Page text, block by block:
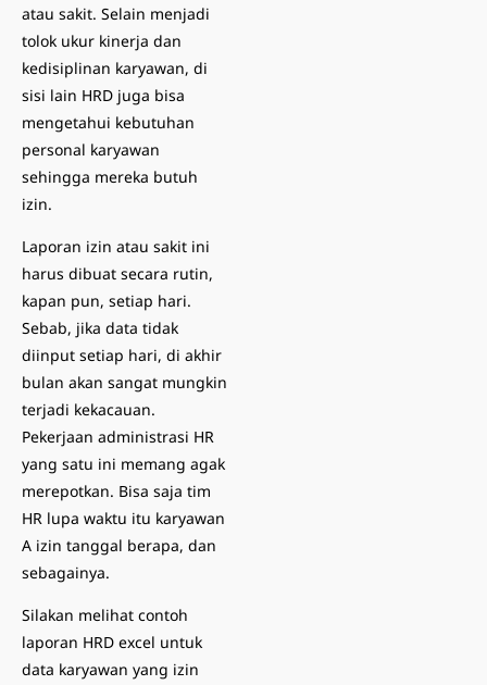
atau sakit. Selain menjadi
tolok ukur kinerja dan
kedisiplinan karyawan, di
sisi lain HRD juga bisa
mengetahui kebutuhan
personal karyawan
sehingga mereka butuh
izin.
Laporan izin atau sakit ini
harus dibuat secara rutin,
kapan pun, setiap hari.
Sebab, jika data tidak
diinput setiap hari, di akhir
bulan akan sangat mungkin
terjadi kekacauan.
Pekerjaan administrasi HR
yang satu ini memang agak
merepotkan. Bisa saja tim
HR lupa waktu itu karyawan
A izin tanggal berapa, dan
sebagainya.
Silakan melihat contoh
laporan HRD excel untuk
data karyawan yang izin